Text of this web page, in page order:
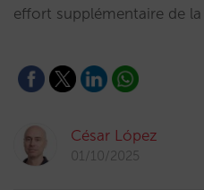
effort supplémentaire de
César López
01/10/2025